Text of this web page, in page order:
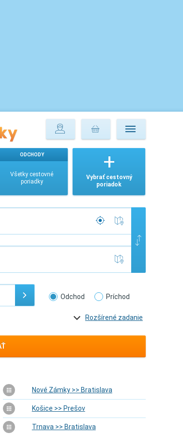
ODCHODY
Všetky cestovné
poriadky
Vybrať cestovný
poriadok
Odchod Príchod
Rozšírené zadanie
Nové Zámky >> Bratislava
Košice >> Prešov
Trnava >> Bratislava